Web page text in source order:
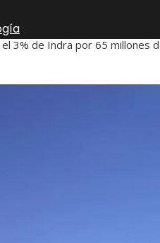
3% de Indra por 65 millones